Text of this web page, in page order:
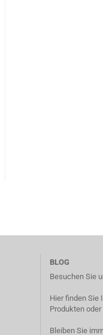
BLOG
Besuchen Sie
Hier finden Sie
Produkten
Bleiben Sie